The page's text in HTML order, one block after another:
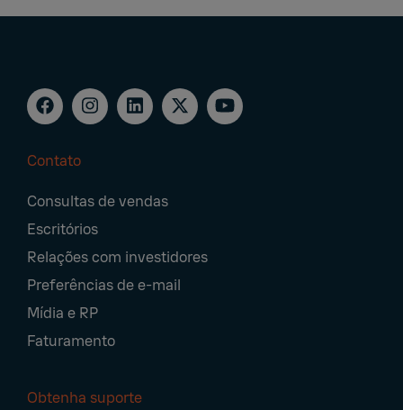
Navigation
Contato
Consultas de vendas
Escritórios
Relações com investidores
Preferências de e-mail
Mídia e RP
Faturamento
Obtenha suporte